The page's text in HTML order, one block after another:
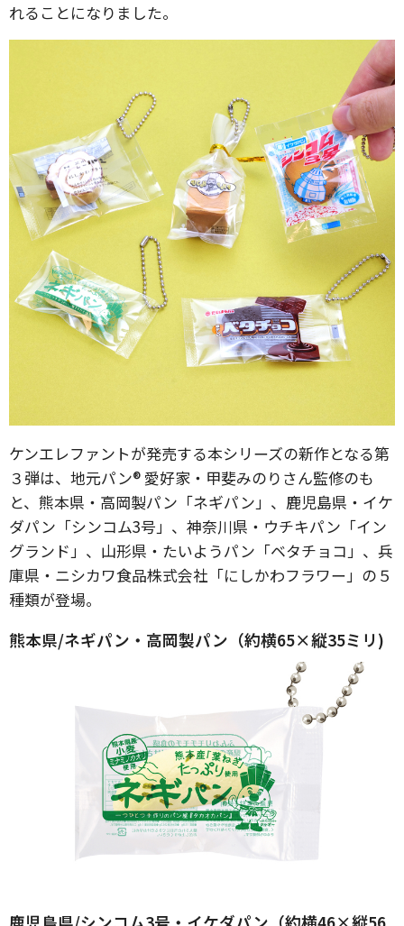
れることになりました。
ケンエレファントが発売する本シリーズの新作となる第
３弾は、地元パン® 愛好家・甲斐みのりさん監修のも
と、熊本県・高岡製パン「ネギパン」、鹿児島県・イケ
ダパン「シンコム3号」、神奈川県・ウチキパン「イン
グランド」、山形県・たいようパン「ベタチョコ」、兵
庫県・ニシカワ食品株式会社「にしかわフラワー」の５
種類が登場。
熊本県/ネギパン・高岡製パン（約横65×縦35ミリ)